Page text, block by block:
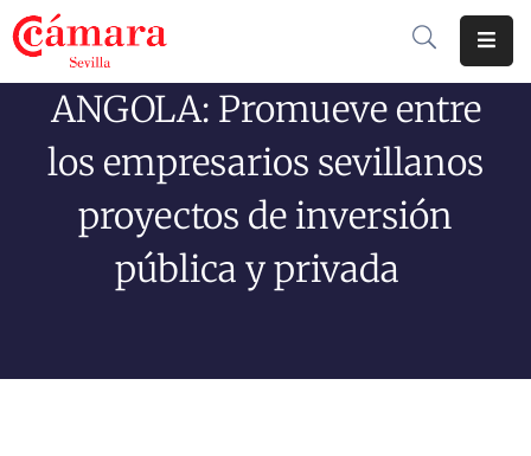
Cámara
Comercio
Soluciones
ANGOLA: Promueve entre
los empresarios sevillanos
proyectos de inversión
pública y privada